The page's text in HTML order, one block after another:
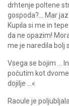
drhtenje poltene
gospoda?… Mar
Kupila si me in
da ne opazim!
me je naredila bolj
Vsega se bojim …
počutim kot
dojilje …«
Raoule je